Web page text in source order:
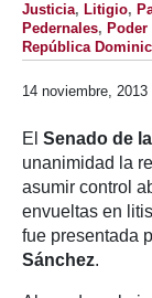
Justicia, Litigio,
Pedernales,
República
14 noviembre, 2013
El Senado de
unanimidad la
asumir control
envueltas en litis
fue presentada
Sánchez.